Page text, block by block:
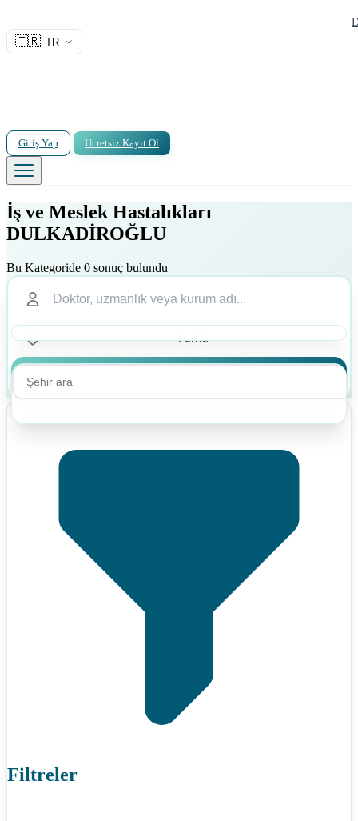
🇹🇷 TR
Giriş Yap Ücretsiz Kayıt Ol
İş ve Meslek Hastalıkları
DULKADİROĞLU
Bu Kategoride 0 sonuç bulundu
Filtreler